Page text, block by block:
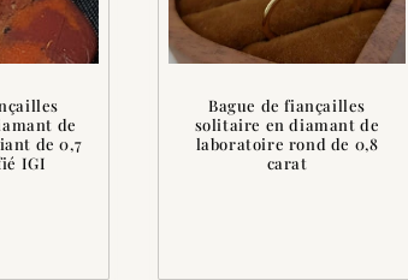
de
de 0,7
IGI
Bague de fiançailles
solitaire en diamant de
laboratoire rond de 0,8
carat